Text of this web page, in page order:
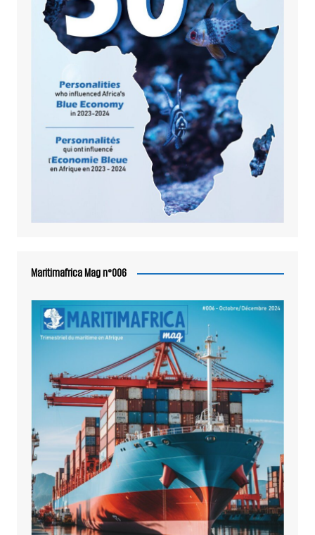
Maritimafrica Mag n°006